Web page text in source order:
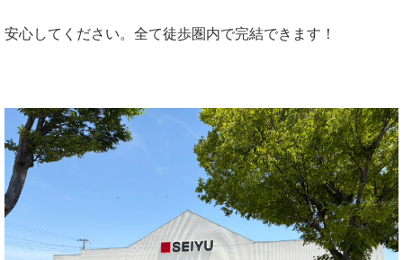
安心してください。全て徒歩圏内で完結できます！